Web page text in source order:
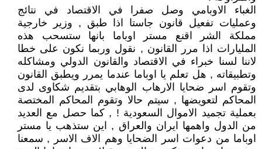
الغباء الاوبامي وصل صفرا في الاقتصاد في نتائج
وعمليات تفعيل قانون جاستا اذا طبق , وزير خارجية
مملكة الشر اقنع مستر اوباما بانها ستسحب هذه
المليارات اذا مرر القانون , نقول وربما نكون على خطا
لاننا لسنا خبراء في الاقتصاد والقانون الدولي ومشاكله
وتطبيقاته , هل تعلم يا اوباما عندما يمرر ويطبق القانون
وتقوم اسر ضحايا الارهاب الوهابي بتقديم شكاوى لدى
المحاكم لتعويضها , سيتم حالا وتقوم المحاكم المختصة
بعملية تجميد الاموال السعودية ! , كما حصل مع العديد
من الدول واهمها ايران والعراق , اين ستذهب يا مستر
اوباما من دعوات اسر الضحايا وهم الاف الاسر , سمعنا